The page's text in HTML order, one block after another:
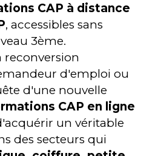
CAP à distance
, accessibles sans
3ème.
reconversion
d'emploi ou
d'une nouvelle
CAP en ligne
un véritable
des secteurs qui